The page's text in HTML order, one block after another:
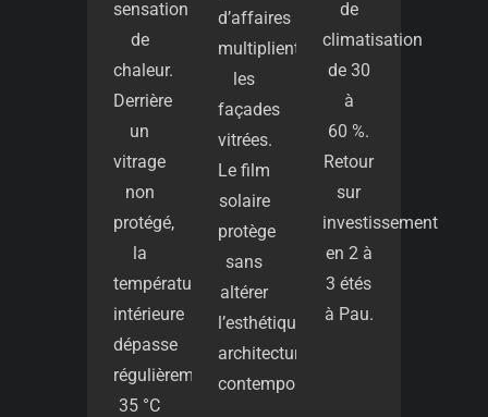
sensation
de
chaleur.
Derrière
un
vitrage
non
protégé,
la
température
intérieure
dépasse
régulièrement
35 °C
d’affaires
multiplient
les
façades
vitrées.
Le film
solaire
protège
sans
altérer
l’esthétique
architecturale
contemporaine.
de
climatisation
de 30
à
60 %.
Retour
sur
investissement
en 2 à
3 étés
à Pau.